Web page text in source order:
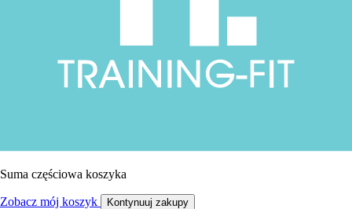
Suma częściowa koszyka
Zobacz mój koszyk Kontynuuj zakupy